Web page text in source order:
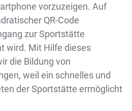
vorzuzeigen. Auf
QR-Code
zur Sportstätte
wird. Mit Hilfe dieses
die Bildung von
weil ein schnelles und
der Sportstätte ermöglicht